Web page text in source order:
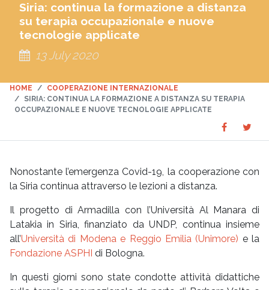
Siria: continua la formazione a distanza
su terapia occupazionale e nuove
tecnologie applicate
13 July 2020
HOME
COOPERAZIONE INTERNAZIONALE
SIRIA: CONTINUA LA FORMAZIONE A DISTANZA SU TERAPIA
OCCUPAZIONALE E NUOVE TECNOLOGIE APPLICATE
Share
on
on
Nonostante l’emergenza Covid-19, la cooperazione con
la Siria continua attraverso le lezioni a distanza.
Il progetto di Armadilla con l’Università Al Manara di
Latakia in Siria, finanziato da UNDP, continua insieme
all’Università di Modena e Reggio Emilia (Unimore) e la
Fondazione ASPHI di Bologna.
In questi giorni sono state condotte attività didattiche